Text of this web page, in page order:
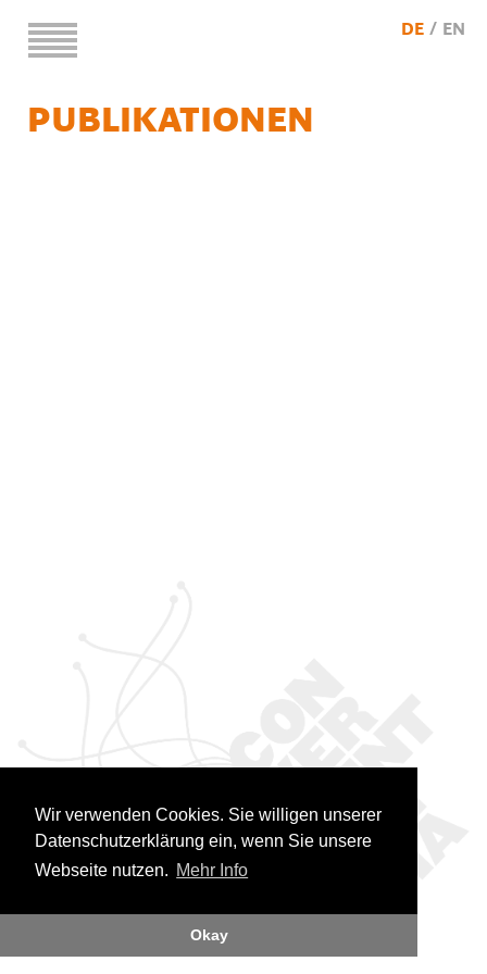
Wir verwenden Cookies. Sie willigen unserer
Datenschutzerklärung ein, wenn Sie unsere
Webseite nutzen. Mehr Info
Okay
DE EN
PUBLIKATIONEN